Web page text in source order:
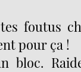
foutus
pour ça !
bloc.